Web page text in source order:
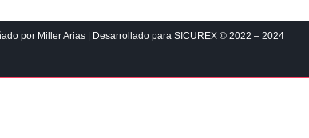
por Miller Arias | Desarrollado para SICUREX © 2022 – 2024